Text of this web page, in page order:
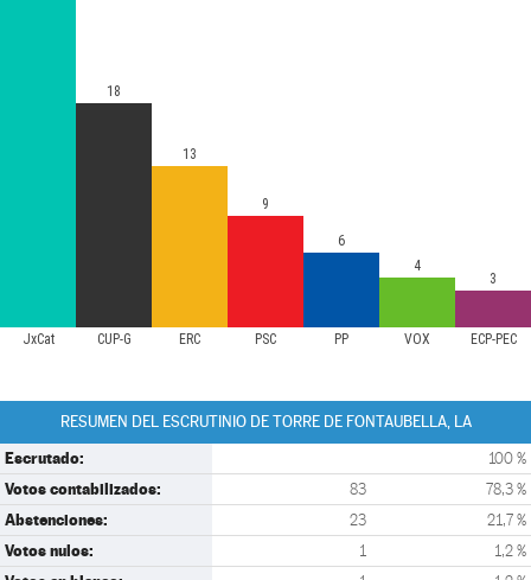
JxCat CUP-G ERC PSC PP VOX ECP-PEC
18
13
9
6
4
3
RESUMEN DEL ESCRUTINIO DE TORRE DE FONTAUBELLA, LA
Escrutado: 100 %
Votos contabilizados: 83 78,3 %
Abstenciones: 23 21,7 %
Votos nulos: 1 1,2 %